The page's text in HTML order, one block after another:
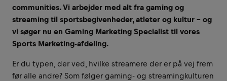
communities. Vi arbejder med alt fra gaming og
streaming til sportsbegivenheder, atleter og kultur – og
vi søger nu en Gaming Marketing Specialist til vores
Sports Marketing-afdeling.
Er du typen, der ved, hvilke streamere der er på vej frem
før alle andre? Som følger gaming- og streamingkulturen